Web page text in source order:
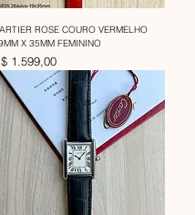
ROSE COURO VERMELHO
X 35MM FEMININO
1.599,00